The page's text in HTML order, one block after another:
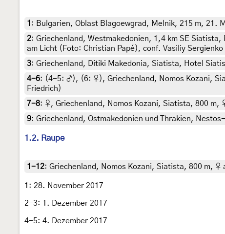
1 : Bulgarien, Oblast Blagoewgrad, Melnik, 215 m, 21.
2: Griechenland, Westmakedonien, 1,4 km SE
am Licht (Foto: Christian Papé), conf. Vasiliy Sergienko
3: Griechenland, Ditiki Makedonia, Siatista, Hotel
4-6: (4-5: ♂), (6: ♀), Griechenland, Nomos Kozani,
Friedrich)
7-8: ♀, Griechenland, Nomos Kozani, Siatista, 800
9: Griechenland, Ostmakedonien und Thrakien,
1.2. Raupe
1-12: Griechenland, Nomos Kozani, Siatista, 800 m,
1: 28. November 2017
2-3: 1. Dezember 2017
4-5: 4. Dezember 2017